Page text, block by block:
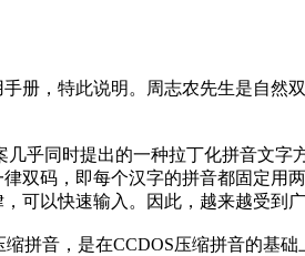
，特此说明。周志农先生是自然
几乎同时提出的一种拉丁化拼音文字
律双码，即每个汉字的拼音都固定用
可以快速输入。因此，越来越受到广
拼音，是在CCDOS压缩拼音的基